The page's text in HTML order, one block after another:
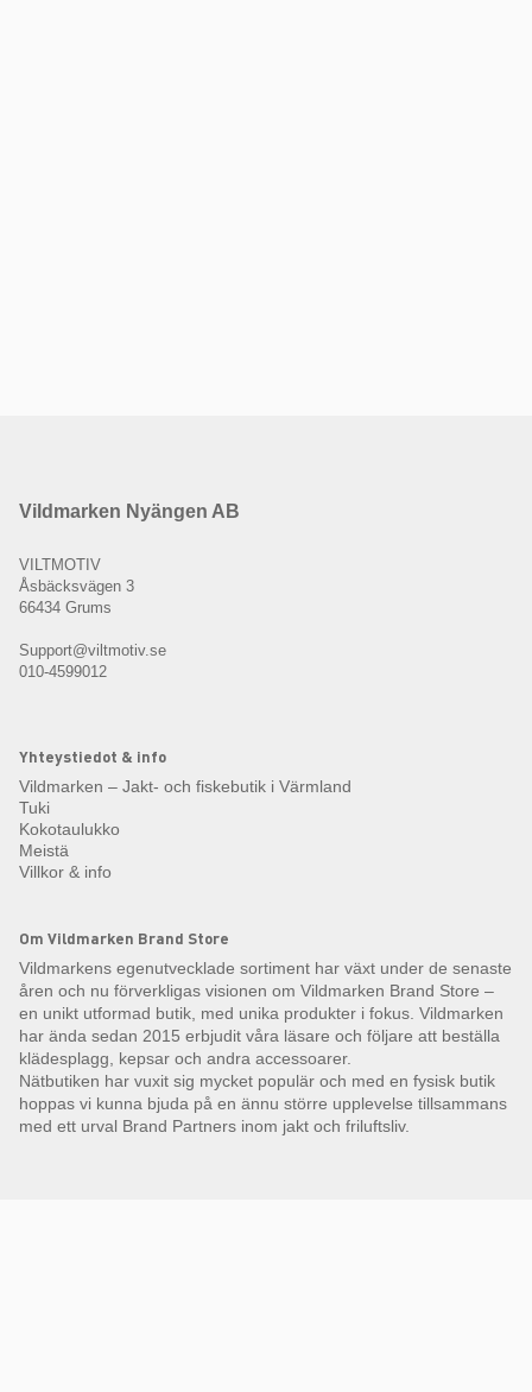
Vildmarken Nyängen AB
VILTMOTIV
Åsbäcksvägen 3
66434 Grums
Support@viltmotiv.se
010-4599012
Yhteystiedot & info
Vildmarken – Jakt- och fiskebutik i Värmland
Tuki
Kokotaulukko
Meistä
Villkor & info
Om Vildmarken Brand Store
Vildmarkens egenutvecklade sortiment har växt under de senaste
åren och nu förverkligas visionen om Vildmarken Brand Store –
en unikt utformad butik, med unika produkter i fokus. Vildmarken
har ända sedan 2015 erbjudit våra läsare och följare att beställa
klädesplagg, kepsar och andra accessoarer.
Nätbutiken har vuxit sig mycket populär och med en fysisk butik
hoppas vi kunna bjuda på en ännu större upplevelse tillsammans
med ett urval Brand Partners inom jakt och friluftsliv.